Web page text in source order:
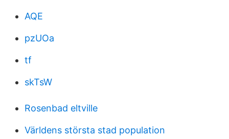
AQE
pzUOa
tf
skTsW
Rosenbad eltville
Världens största stad population